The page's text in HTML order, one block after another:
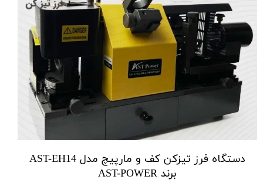
دستگاه فرز تیزکن کف و مارپیچ مدل AST-EH14
برند AST-POWER